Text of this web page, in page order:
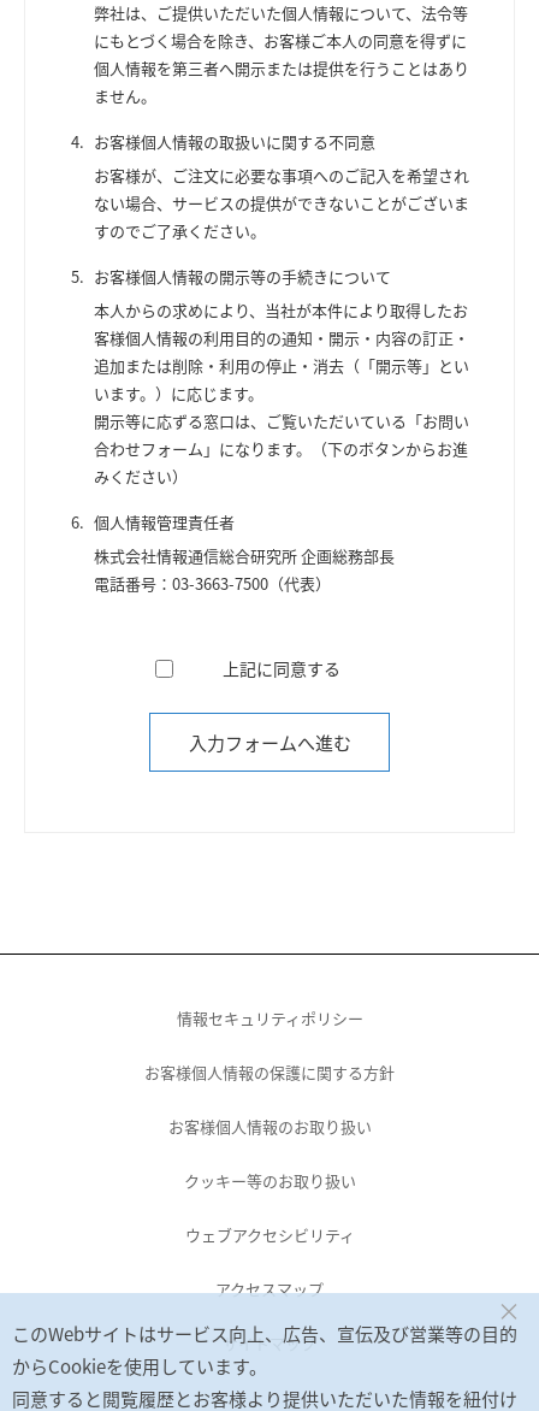
弊社は、ご提供いただいた個人情報について、法令等
にもとづく場合を除き、お客様ご本人の同意を得ずに
個人情報を第三者へ開示または提供を行うことはあり
ません。
お客様個人情報の取扱いに関する不同意
お客様が、ご注文に必要な事項へのご記入を希望され
ない場合、サービスの提供ができないことがございま
すのでご了承ください。
お客様個人情報の開示等の手続きについて
本人からの求めにより、当社が本件により取得したお
客様個人情報の利用目的の通知・開示・内容の訂正・
追加または削除・利用の停止・消去（「開示等」とい
います。）に応じます。
開示等に応ずる窓口は、ご覧いただいている「お問い
合わせフォーム」になります。（下のボタンからお進
みください）
個人情報管理責任者
株式会社情報通信総合研究所 企画総務部長
電話番号：03-3663-7500（代表）
上記に同意する
入力フォームへ進む
情報セキュリティポリシー
お客様個人情報の保護に関する方針
お客様個人情報のお取り扱い
クッキー等のお取り扱い
ウェブアクセシビリティ
アクセスマップ
サイトマップ
このWebサイトはサービス向上、広告、宣伝及び営業等の目的
からCookieを使用しています。
同意すると閲覧履歴とお客様より提供いただいた情報を紐付け
×